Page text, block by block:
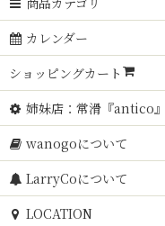
カレンダー
ショッピングカート
姉妹店：常滑『antico』
wanogoについて
LarryCoについて
LOCATION